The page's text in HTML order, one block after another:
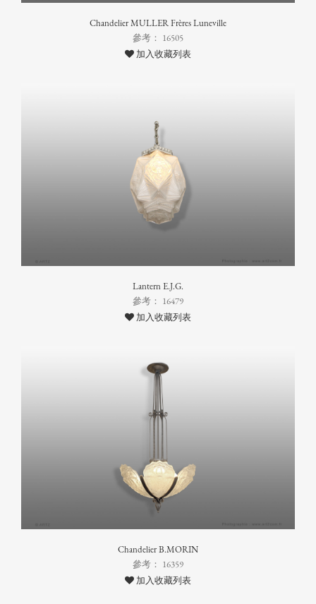
Chandelier MULLER Frères Luneville
參考： 16505
加入收藏列表
Lantern E.J.G.
參考： 16479
加入收藏列表
Chandelier B.MORIN
參考： 16359
加入收藏列表